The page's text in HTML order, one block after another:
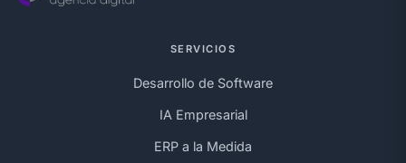
SERVICIOS
Desarrollo de Software
IA Empresarial
ERP a la Medida